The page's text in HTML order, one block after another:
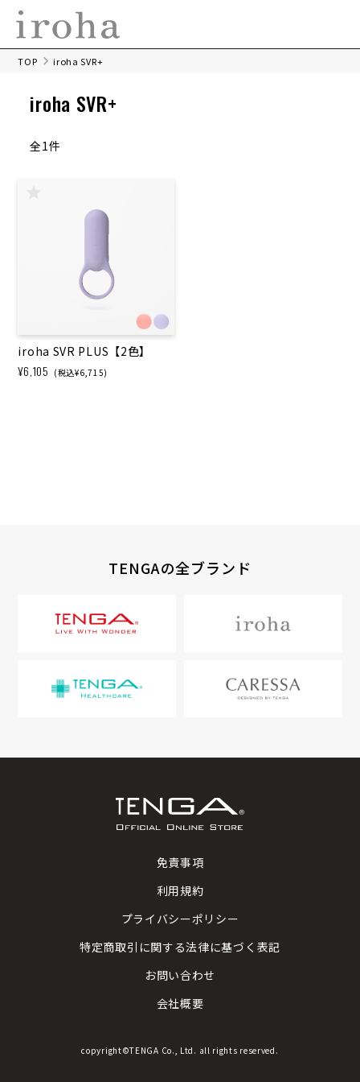
TOP iroha SVR+
iroha SVR+
全1件
iroha SVR PLUS【2色】
¥6,105 (税込¥6,715)
TENGAの全ブランド
免責事項
利用規約
プライバシーポリシー
特定商取引に関する法律に基づく表記
お問い合わせ
会社概要
copyright©TENGA Co., Ltd. all rights reserved.